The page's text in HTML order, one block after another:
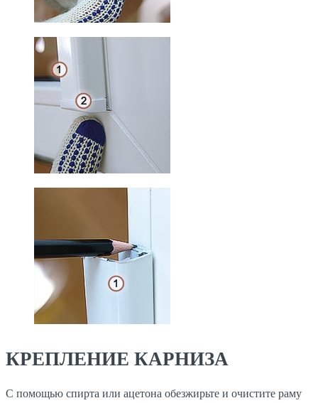
КРЕПЛЕНИЕ КАРНИЗА
С помощью спирта или ацетона обезжирьте и очистите раму